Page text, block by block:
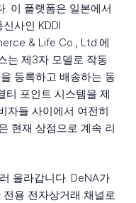
이 플랫폼은 일본에서
사인 KDDI
& Life Co., Ltd.에
는 제3자 모델로 작동
등록하고 배송하는 동
티 포인트 시스템을 제
자들 사이에서 여전히
현재 상점으로 계속 리
올라갑니다. DeNA가
용 전자상거래 채널로